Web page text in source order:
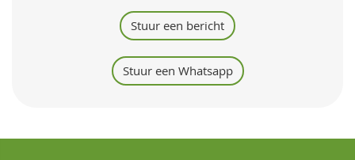
Stuur een bericht
Stuur een Whatsapp